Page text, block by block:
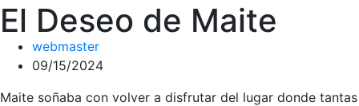
El Deseo de Maite
webmaster
09/15/2024
Maite soñaba con volver a disfrutar del lugar donde tantas